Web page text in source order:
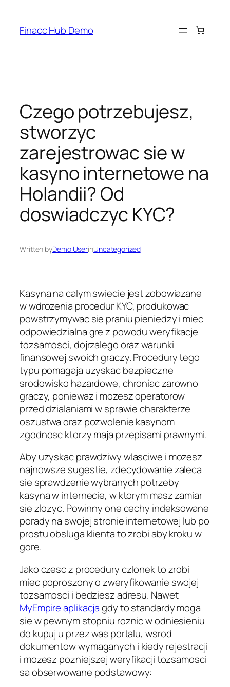
content
Finacc Hub Demo
Czego potrzebujesz,
stworzyc
zarejestrowac sie w
kasyno internetowe na
Holandii? Od
doswiadczyc KYC?
Written byDemo UserinUncategorized
Kasyna na calym swiecie jest zobowiazane
w wdrozenia procedur KYC, produkowac
powstrzymywac sie praniu pieniedzy i miec
odpowiedzialna gre z powodu weryfikacje
tozsamosci, dojrzalego oraz warunki
finansowej swoich graczy. Procedury tego
typu pomagaja uzyskac bezpieczne
srodowisko hazardowe, chroniac zarowno
graczy, poniewaz i mozesz operatorow
przed dzialaniami w sprawie charakterze
oszustwa oraz pozwolenie kasynom
zgodnosc ktorzy maja przepisami prawnymi.
Aby uzyskac prawdziwy wlasciwe i mozesz
najnowsze sugestie, zdecydowanie zaleca
sie sprawdzenie wybranych potrzeby
kasyna w internecie, w ktorym masz zamiar
sie zlozyc. Powinny one cechy indeksowane
porady na swojej stronie internetowej lub po
prostu obsluga klienta to zrobi aby kroku w
gore.
Jako czesc z procedury czlonek to zrobi
miec poproszony o zweryfikowanie swojej
tozsamosci i bedziesz adresu. Nawet
MyEmpire aplikacjagdy to standardy moga
sie w pewnym stopniu roznic w odniesieniu
do kupuj u przez was portalu, wsrod
dokumentow wymaganych i kiedy rejestracji
i mozesz pozniejszej weryfikacji tozsamosci
sa obserwowane podstawowy: